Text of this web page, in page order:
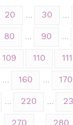
20 ... 30 ...
80 ... 90 ...
109 110 111
... 160 ... 170
... 220 ...